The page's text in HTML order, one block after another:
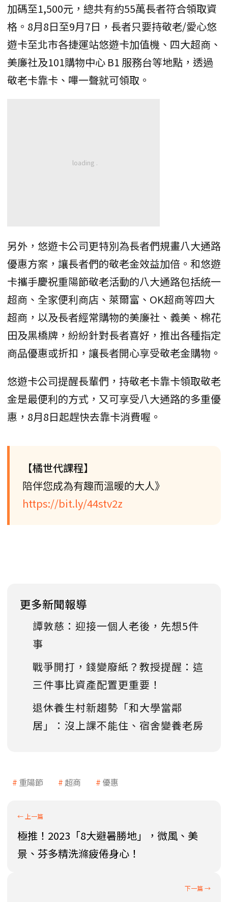
加碼至1,500元，總共有約55萬長者符合領取資
格。8月8日至9月7日，長者只要持敬老/愛心悠
遊卡至北市各捷運站悠遊卡加值機、四大超商、
美廉社及101購物中心 B1 服務台等地點，透過
敬老卡靠卡、嗶一聲就可領取。
另外，悠遊卡公司更特別為長者們規畫八大通路
優惠方案，讓長者們的敬老金效益加倍。和悠遊
卡攜手慶祝重陽節敬老活動的八大通路包括統一
超商、全家便利商店、萊爾富、OK超商等四大
超商，以及長者經常購物的美廉社、義美、棉花
田及黑橋牌，紛紛針對長者喜好，推出各種指定
商品優惠或折扣，讓長者開心享受敬老金購物。
悠遊卡公司提醒長輩們，持敬老卡靠卡領取敬老
金是最便利的方式，又可享受八大通路的多重優
惠，8月8日起趕快去靠卡消費喔。
【橘世代課程】
陪伴您成為有趣而溫暖的大人》
https://bit.ly/44stv2z
更多新聞報導
譚敦慈：迎接一個人老後，先想5件
事
戰爭開打，錢變廢紙？教授提醒：這
三件事比資產配置更重要！
退休養生村新趨勢「和大學當鄰
居」：沒上課不能住、宿舍變養老房
重陽節 超商 優惠
極推！2023「8大避暑勝地」，微風、美
景、芬多精洗滌疲倦身心！